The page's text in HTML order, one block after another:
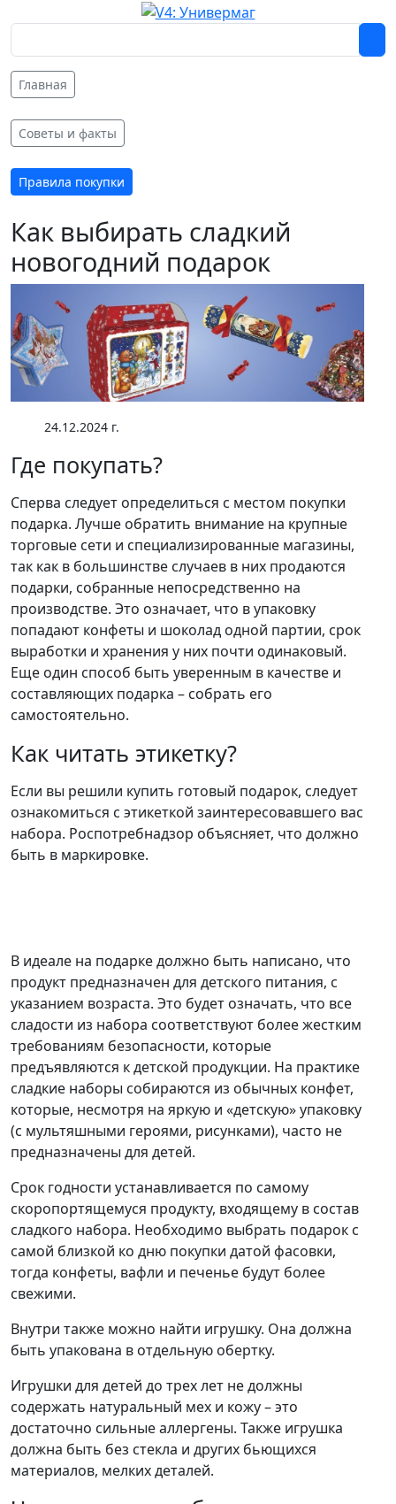
Главная
Советы и факты
Правила покупки
Как выбирать сладкий
новогодний подарок
24.12.2024 г.
Где покупать?
Сперва следует определиться с местом покупки
подарка. Лучше обратить внимание на крупные
торговые сети и специализированные магазины,
так как в большинстве случаев в них продаются
подарки, собранные непосредственно на
производстве. Это означает, что в упаковку
попадают конфеты и шоколад одной партии, срок
выработки и хранения у них почти одинаковый.
Еще один способ быть уверенным в качестве и
составляющих подарка – собрать его
самостоятельно.
Как читать этикетку?
Если вы решили купить готовый подарок, следует
ознакомиться с этикеткой заинтересовавшего вас
набора. Роспотребнадзор объясняет, что должно
быть в маркировке.
В идеале на подарке должно быть написано, что
продукт предназначен для детского питания, с
указанием возраста. Это будет означать, что все
сладости из набора соответствуют более жестким
требованиям безопасности, которые
предъявляются к детской продукции. На практике
сладкие наборы собираются из обычных конфет,
которые, несмотря на яркую и «детскую» упаковку
(с мультяшными героями, рисунками), часто не
предназначены для детей.
Срок годности устанавливается по самому
скоропортящемуся продукту, входящему в состав
сладкого набора. Необходимо выбрать подарок с
самой близкой ко дню покупки датой фасовки,
тогда конфеты, вафли и печенье будут более
свежими.
Внутри также можно найти игрушку. Она должна
быть упакована в отдельную обертку.
Игрушки для детей до трех лет не должны
содержать натуральный мех и кожу – это
достаточно сильные аллергены. Также игрушка
должна быть без стекла и других бьющихся
материалов, мелких деталей.